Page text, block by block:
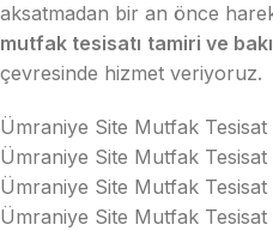
aksatmadan bir an önce
mutfak tesisatı tamiri ve
çevresinde hizmet veriyoruz.
Ümraniye Site Mutfak Tesisat
Ümraniye Site Mutfak Tesisat
Ümraniye Site Mutfak Tesisat
Ümraniye Site Mutfak Tesisat